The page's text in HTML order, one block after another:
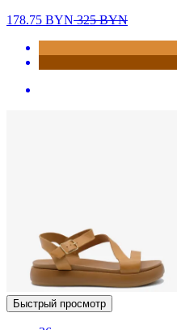
178.75 BYN325BYN
Быстрый просмотр